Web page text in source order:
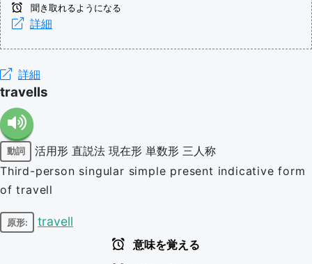
聞き取れるようになる
詳細
詳細
travells
動詞 活用形 直説法 現在形 単数形 三人称
Third-person singular simple present indicative form
of travell
原形: travell
意味を覚える